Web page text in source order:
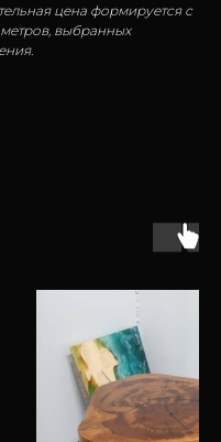
цена формируется с
выбранных